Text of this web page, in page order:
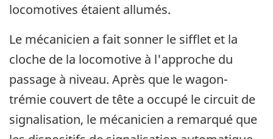
locomotives étaient allumés.
Le mécanicien a fait sonner le sifflet et la
cloche de la locomotive à l'approche du
passage à niveau. Après que le wagon-
trémie couvert de tête a occupé le circuit de
signalisation, le mécanicien a remarqué que